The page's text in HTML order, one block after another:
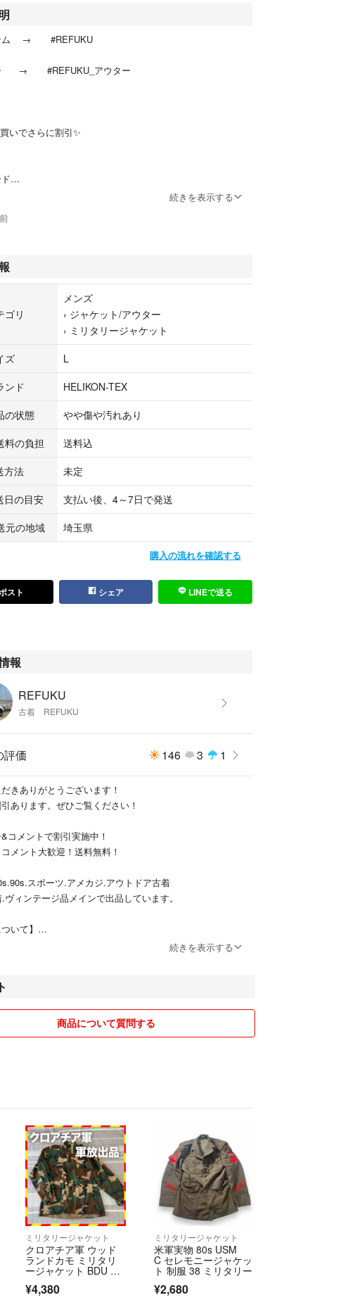
ム → #REFUKU
→ #REFUKU_アウター
いでさらに割引✨
ケット フルジップ パーカー タクティカル ミリタリー アウ
きありがとうございます！
&コメントで割引実施中！
引ご希望の方は
に【フォロー割引希望】とコメントお願いします！
とめ買いでも割引しております！
アウター
認ください
ですので若干の誤差はお許しください。
古着、ヴィンテージのシャツ、パーカー、スウェット、ジ
ディース 問わずビッグサイズやユニセックスでご着用でき
ミックス、モード、ストリート等色々な衣料品を出来る限
る方是非宜しくお願い致します。
アウター26
続きを表示する
ゴリ
メンズ
› ジャケット/アウター
› ミリタリージャケット
ズ
L
ンド
HELIKON-TEX
の状態
やや傷や汚れあり
料の負担
送料込
方法
未定
日の目安
支払い後、4～7日で発送
元の地域
埼玉県
購入の流れを確認する
スト シェア LINEで送る
報
REFUKU
古着 REFUKU
評価 146 3 1
きありがとうございます！
あります。ぜひご覧ください！
コメントで割引実施中！
メント大歓迎！送料無料！
スポーツ.アメカジ.アウトドア古着
ヴィンテージ品メインで出品しています。
いて】
5001〜7000円 → −300円〜
7001円〜 → −500円〜
だければと思います。
応できませんので、ご了承ください。
的に見直して下げているので、
思ったタイミングでそのまま購入または
ていただいて大丈夫です。
となりますので、予めご了承ください。
望の方は、先に金額を提示ください
続きを表示する
商品について質問する
ミリタリージャケット
クロアチア軍 ウッド
ランドカモ ミリタリ
ージャケット BDU シ
ャツジャケット
¥4,380
ミリタリージャケット
米軍実物 80s USM
C セレモニージャケッ
ト 制服 38 ミリタリー
¥2,680